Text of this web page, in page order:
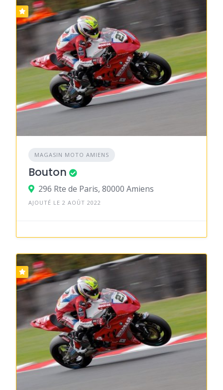
MAGASIN MOTO AMIENS
Bouton
296 Rte de Paris, 80000 Amiens
AJOUTÉ LE 2 AOÛT 2022